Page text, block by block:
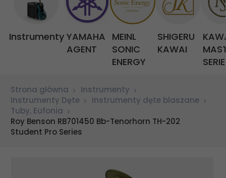
Instrumenty YAMAHA
AGENT
MEINL
SONIC
ENERGY
SHIGERU
KAWAI
Strona główna
Instrumenty
Instrumenty Dęte
Instrumenty dęte blaszane
Tuby, Eufonia
Roy Benson RB701450 Bb-Tenorhorn TH-202
Student Pro Series